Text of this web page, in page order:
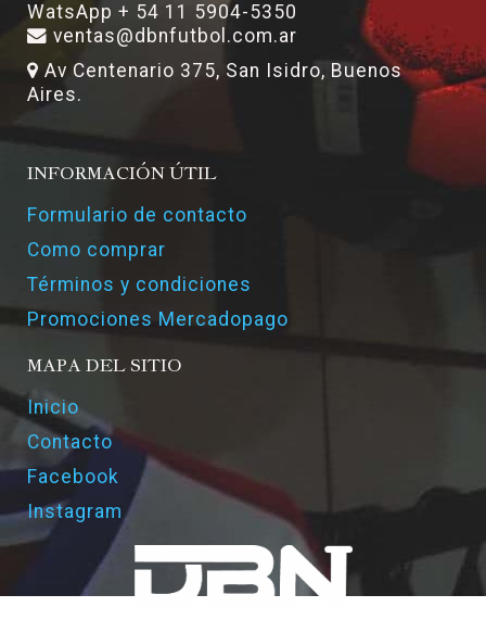
WatsApp + 54 11 5904-5350
ventas@dbnfutbol.com.ar
Av Centenario 375, San Isidro, Buenos
Aires.
INFORMACIÓN ÚTIL
Formulario de contacto
Como comprar
Términos y condiciones
Promociones Mercadopago
MAPA DEL SITIO
Inicio
Contacto
Facebook
Instagram